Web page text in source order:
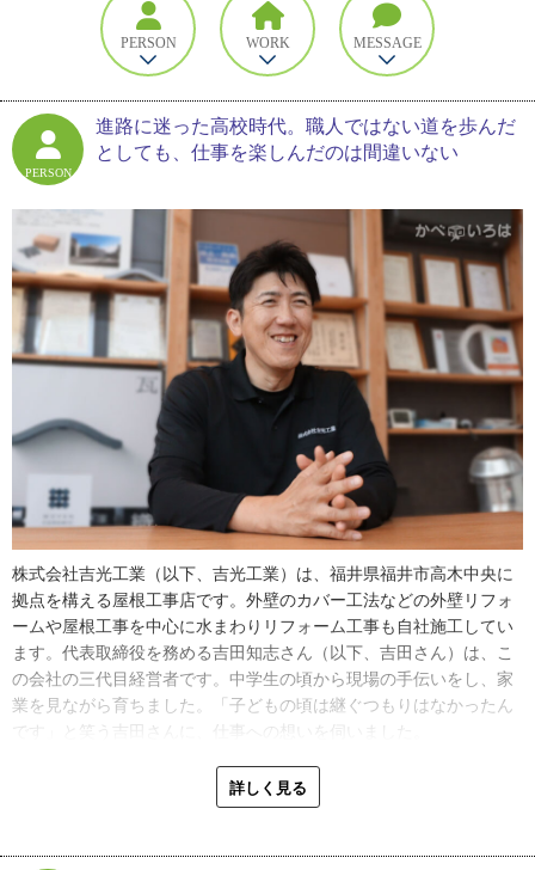
PERSON WORK MESSAGE
PERSON
進路に迷った高校時代。職人ではない道を歩んだ
としても、仕事を楽しんだのは間違いない
株式会社吉光工業（以下、吉光工業）は、福井県福井市高木中央に
拠点を構える屋根工事店です。外壁のカバー工法などの外壁リフォ
ームや屋根工事を中心に水まわりリフォーム工事も自社施工してい
ます。代表取締役を務める吉田知志さん（以下、吉田さん）は、こ
の会社の三代目経営者です。中学生の頃から現場の手伝いをし、家
業を見ながら育ちました。「子どもの頃は継ぐつもりはなかったん
です」と笑う吉田さんに、仕事への想いを伺いました。
「中学生の時、じいちゃんの現場で瓦を屋根に上げたりする手伝い
をしていました。５０００円もらって喜んでいましたね。でも真夏
詳しく見る